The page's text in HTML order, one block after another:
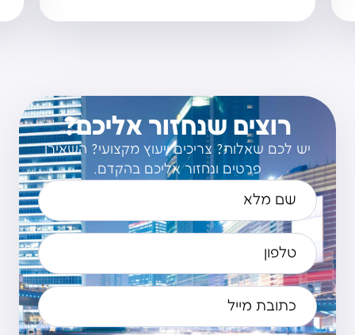
רוצים שנחזור אליכם?
יש לכם שאלות? צריכים ייעוץ מקצועי? השאירו
פרטים ונחזור אליכם בהקדם.